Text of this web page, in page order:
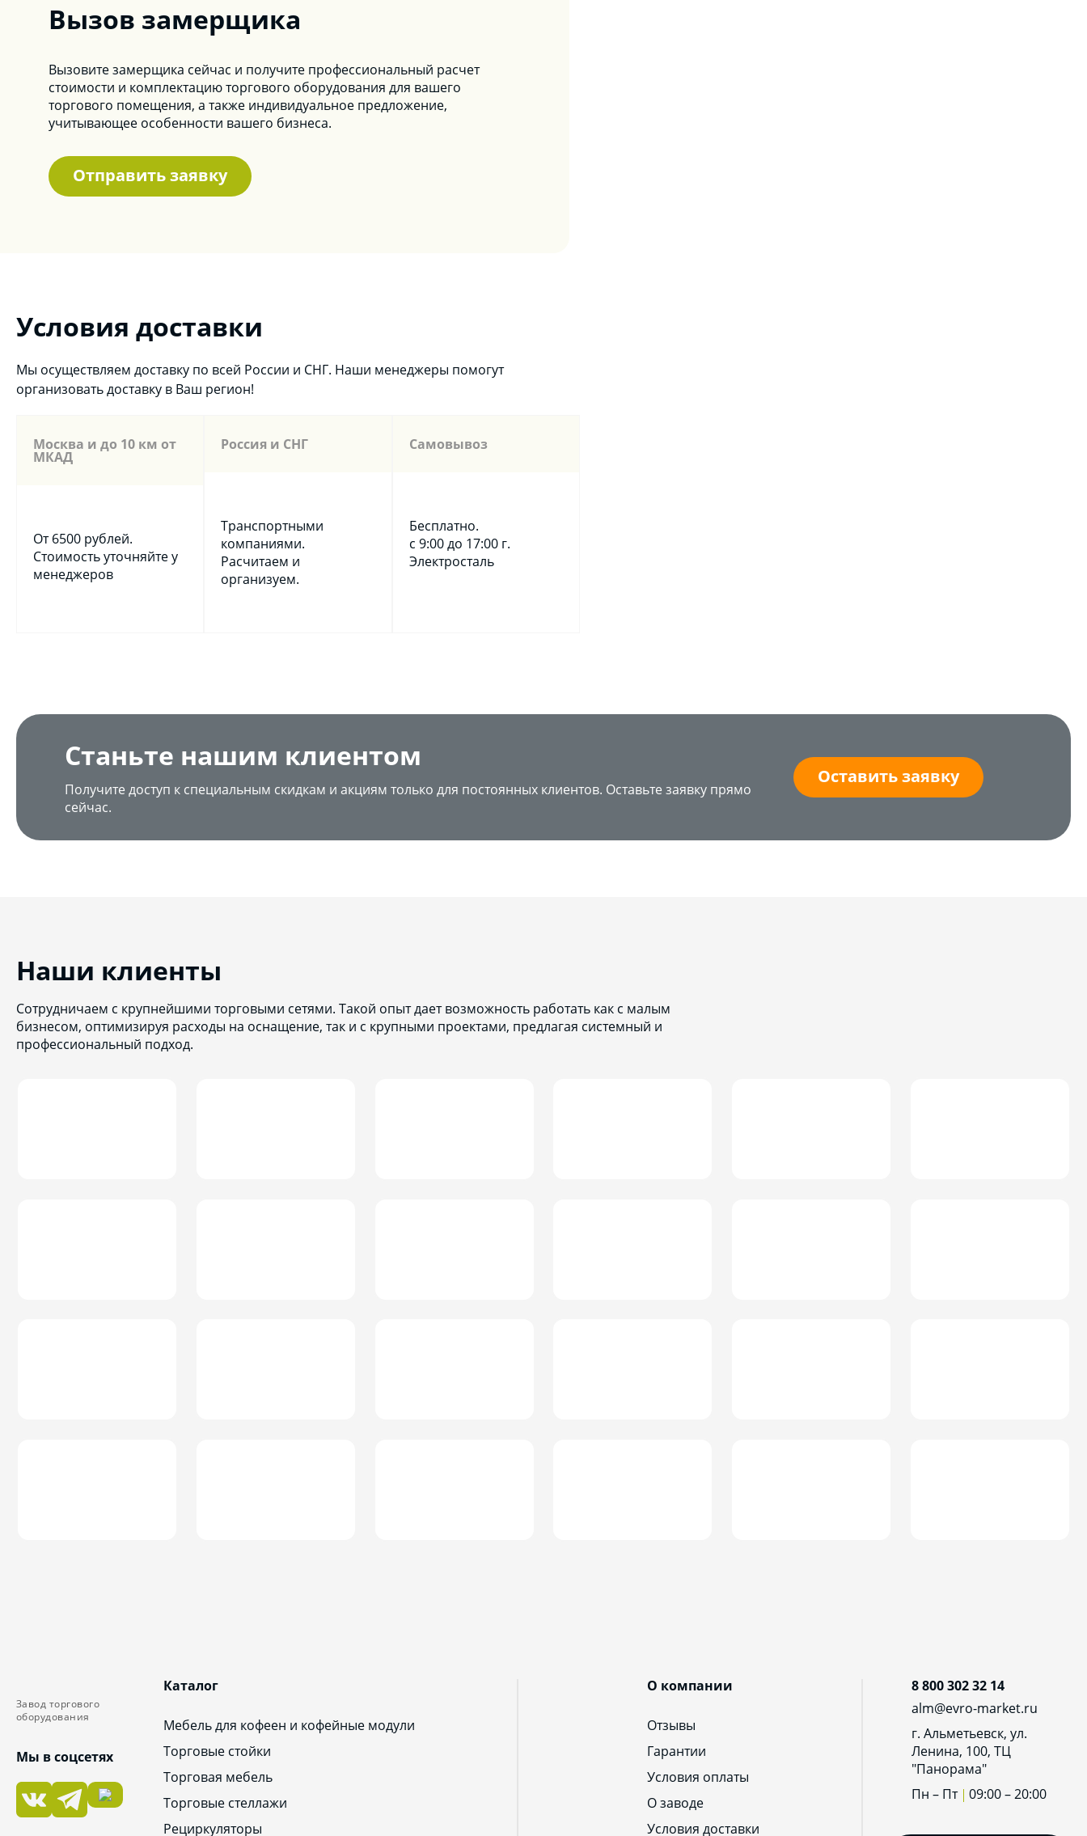
Вызов замерщика
Вызовите замерщика сейчас и получите профессиональный расчет
стоимости и комплектацию торгового оборудования для вашего
торгового помещения, а также индивидуальное предложение,
учитывающее особенности вашего бизнеса.
Отправить заявку
Условия доставки
Мы осуществляем доставку по всей России и СНГ. Наши менеджеры помогут
организовать доставку в Ваш регион!
Москва и до 10 км от
МКАД
От 6500 рублей.
Стоимость уточняйте у
менеджеров
Россия и СНГ
Транспортными
компаниями.
Расчитаем и
организуем.
Самовывоз
Бесплатно.
с 9:00 до 17:00 г.
Электросталь
Станьте нашим клиентом
Получите доступ к специальным скидкам и акциям только для постоянных клиентов. Оставьте заявку прямо
сейчас.
Оставить заявку
Наши клиенты
Сотрудничаем с крупнейшими торговыми сетями. Такой опыт дает возможность работать как с малым
бизнесом, оптимизируя расходы на оснащение, так и с крупными проектами, предлагая системный и
профессиональный подход.
Завод торгового
оборудования
Мы в соцсетях
Каталог
Мебель для кофеен и кофейные модули
Торговые стойки
Торговая мебель
Торговые стеллажи
Рециркуляторы
О компании
Отзывы
Гарантии
Условия оплаты
О заводе
Условия доставки
8 800 302 32 14
alm@evro-market.ru
г. Альметьевск, ул.
Ленина, 100, ТЦ
"Панорама"
Пн – Пт 09:00 – 20:00